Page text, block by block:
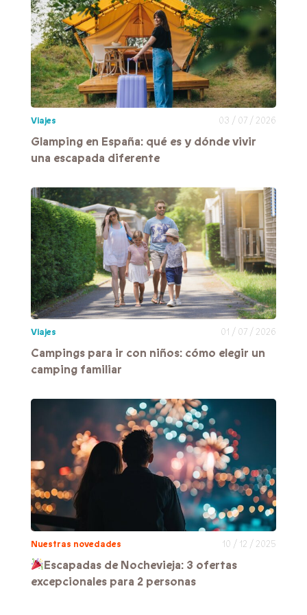
Viajes 03 / 07 / 2026
Glamping en España: qué es y dónde vivir
una escapada diferente
Viajes 01 / 07 / 2026
Campings para ir con niños: cómo elegir un
camping familiar
Nuestras novedades 10 / 12 / 2025
Escapadas de Nochevieja: 3 ofertas
excepcionales para 2 personas